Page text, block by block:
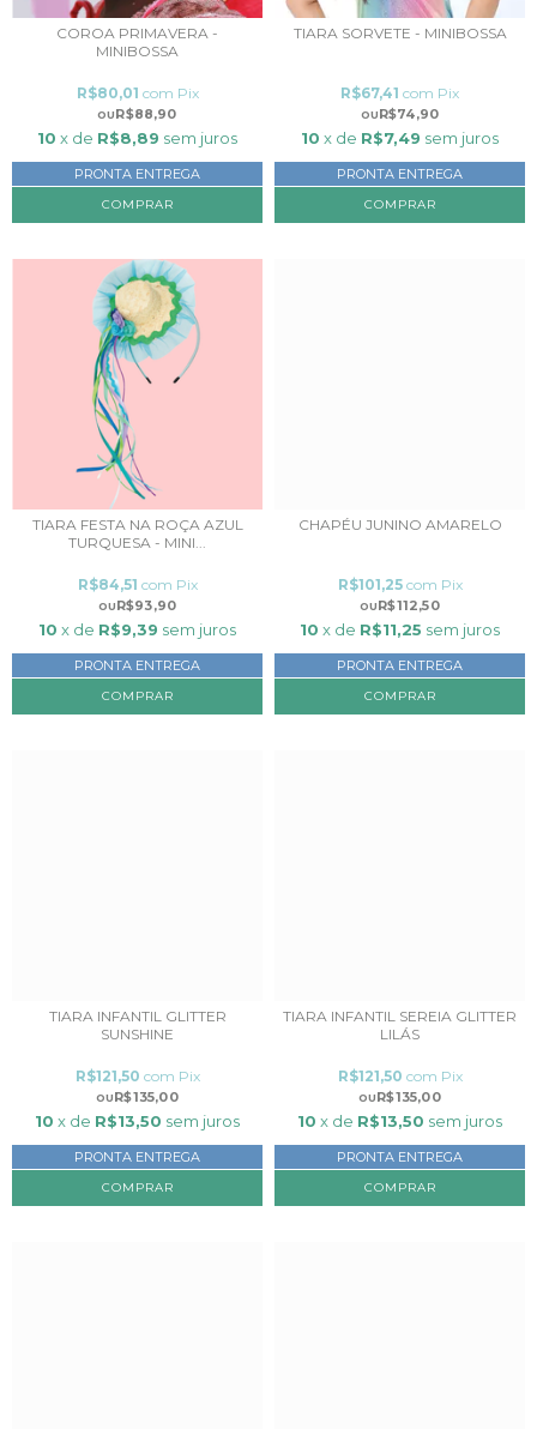
COROA PRIMAVERA -
MINIBOSSA
R$88,90
R$80,01 com Pix
10 x de R$8,89 sem juros
PRONTA ENTREGA
TIARA SORVETE - MINIBOSSA
R$74,90
R$67,41 com Pix
10 x de R$7,49 sem juros
PRONTA ENTREGA
TIARA FESTA NA ROÇA AZUL
TURQUESA - MINI...
R$93,90
R$84,51 com Pix
10 x de R$9,39 sem juros
PRONTA ENTREGA
CHAPÉU JUNINO AMARELO
R$112,50
R$101,25 com Pix
10 x de R$11,25 sem juros
PRONTA ENTREGA
TIARA INFANTIL GLITTER
SUNSHINE
R$135,00
R$121,50 com Pix
10 x de R$13,50 sem juros
PRONTA ENTREGA
TIARA INFANTIL SEREIA GLITTER
LILÁS
R$135,00
R$121,50 com Pix
10 x de R$13,50 sem juros
PRONTA ENTREGA